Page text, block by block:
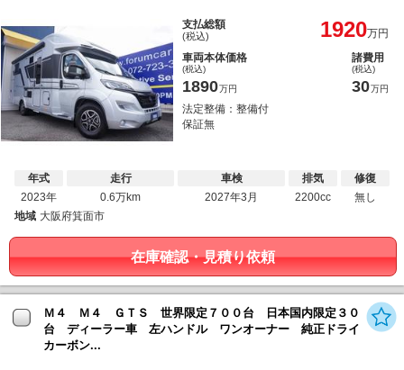
支払総額
(税込) 1920万円
車両本体価格
(税込)
1890万円
諸費用
(税込)
30万円
法定整備：整備付
保証無
年式
2023年
走行
0.6万km
車検
2027年3月
排気
2200cc
修復
無し
地域 大阪府箕面市
在庫確認・見積り依頼
Ｍ４ Ｍ４ ＧＴＳ 世界限定７００台 日本国内限定３０
台 ディーラー車 左ハンドル ワンオーナー 純正ドライ
カーボン...